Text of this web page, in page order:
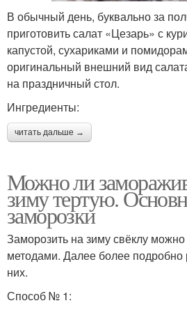
В обычный день, буквально за
приготовить салат «Цезарь» с
капустой, сухариками и
оригинальный внешний вид
на праздничный стол.
Ингредиенты:
читать дальше →
Можно ли
зиму тертую.
заморозки
Заморозить на зиму свёклу
методами. Далее более
них.
Способ № 1: